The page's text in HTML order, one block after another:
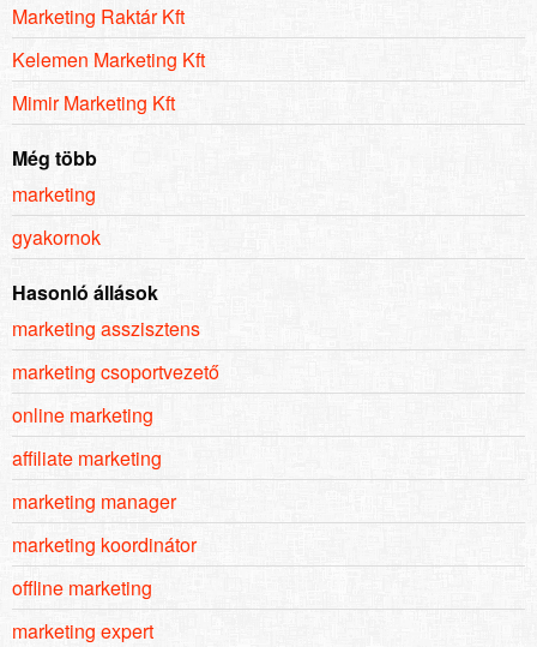
Marketing Raktár Kft
Kelemen Marketing Kft
Mimir Marketing Kft
Még több
marketing
gyakornok
Hasonló állások
marketing asszisztens
marketing csoportvezető
online marketing
affiliate marketing
marketing manager
marketing koordinátor
offline marketing
marketing expert